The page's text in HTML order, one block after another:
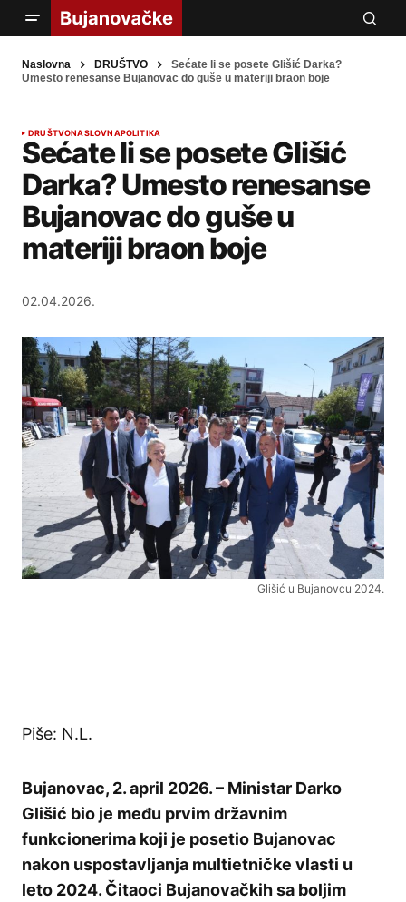
Naslovna DRUŠTVO
Sećate li se posete Glišić Darka?
Umesto renesanse Bujanovac do guše u materiji braon boje
DRUŠTVONASLOVNAPOLITIKA
Sećate li se posete Glišić
Darka? Umesto renesanse
Bujanovac do guše u
materiji braon boje
02.04.2026.
Glišić u Bujanovcu 2024.
Piše: N.L.
Bujanovac, 2. april 2026. – Ministar Darko
Glišić bio je među prvim državnim
funkcionerima koji je posetio Bujanovac
nakon uspostavljanja multietničke vlasti u
leto 2024. Čitaoci Bujanovačkih sa boljim